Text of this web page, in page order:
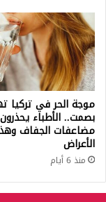
موجة الحر في تركيا
بصمت.. الأطباء
مضاعفات الجفاف
الأعراض
منذ 6 أيام